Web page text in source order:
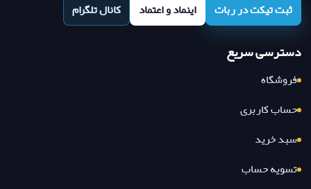
ثبت تیکت در ربات
اینماد و اعتماد کانال تلگرام
دسترسی سریع
فروشگاه
حساب کاربری
سبد خرید
تسویه حساب